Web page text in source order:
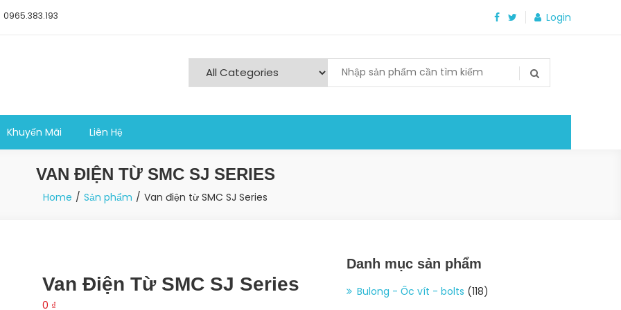
0965.383.193 Login
Khuyến Mãi Liên Hệ
VAN ĐIỆN TỪ SMC SJ SERIES
Home Sản phẩm Van điện từ SMC SJ Series
Van Điện Từ SMC SJ Series
0 ₫
Danh mục sản phẩm
Bulong - Ốc vít - bolts (118)